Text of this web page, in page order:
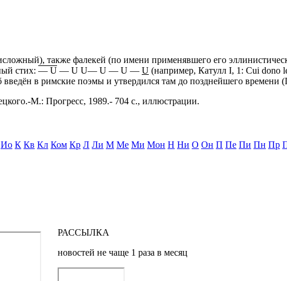
также фалекей (по имени применявшего его
стих: — U — U U— U — U — U (например, Катулл I, 1: Cui dono
введён в римские поэмы и утвердился там до позднейшего времени
М.: Прогресс, 1989.- 704 с., иллюстрации.
Ио К Кв Кл Ком Кр Л Ли М Ме Ми Мон Н Ни О Он П Пе Пи Пн Пр
РАССЫЛКА
новостей не чаще 1 раза в месяц